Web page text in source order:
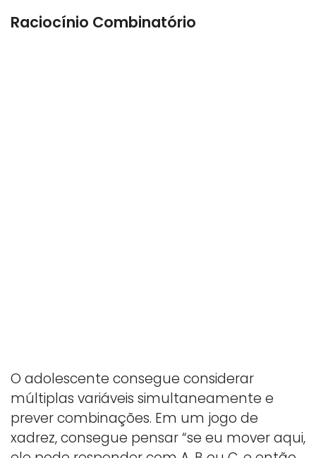
Raciocínio Combinatório
O adolescente consegue considerar
múltiplas variáveis simultaneamente e
prever combinações. Em um jogo de
xadrez, consegue pensar “se eu mover aqui,